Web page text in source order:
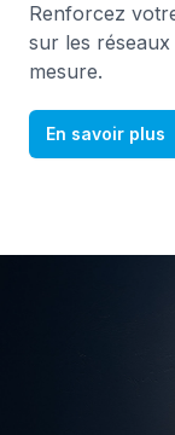
Renforcez
sur les
mesure.
En savoir plus